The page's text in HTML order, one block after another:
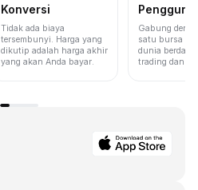
Konversi
Tidak ada biaya
tersembunyi. Harga yang
dikutip adalah harga akhir
yang akan Anda bayar.
Pengguna
Gabung
satu bursa
dunia
trading dan